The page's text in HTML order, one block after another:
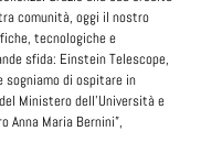
comunità, oggi il nostro
tecnologiche e
sfida: Einstein Telescope,
sogniamo di ospitare in
Ministero dell’Università e
Anna Maria Bernini”,